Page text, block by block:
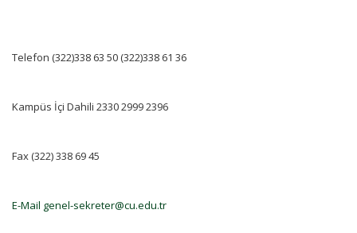
Telefon (322)338 63 50 (322)338 61 36
Kampüs İçi Dahili 2330 2999 2396
Fax (322) 338 69 45
E-Mail genel-sekreter@cu.edu.tr